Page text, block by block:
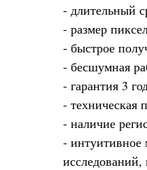
- длительный
- размер
- быстрое
- бесшумная
- гарантия 3
- техническая
- наличие
- интуитивное